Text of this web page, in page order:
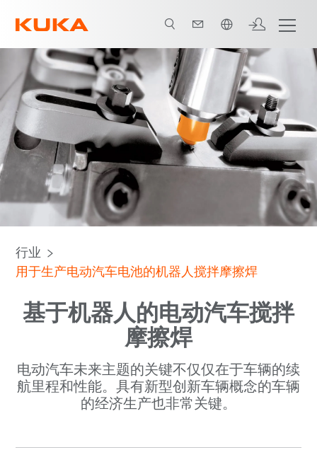
拌摩擦焊 接合技术 PCD 所有系统合作伙伴
中文 / Chinese
行业
用于生产电动汽车电池的机器人搅拌摩擦焊
基于机器人的电动汽车搅拌
摩擦焊
电动汽车未来主题的关键不仅仅在于车辆的续
航里程和性能。具有新型创新车辆概念的车辆
的经济生产也非常关键。